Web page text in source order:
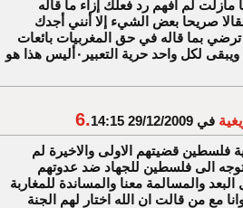
تعليق رقم 2 حقيقة أنا مازلت لم أفهم رد فعلك إزاء ما قاله
صريحا بعض الشيء إلا أنني أجدك
بما قاله في حق المغربيات بائعات
الهوى٠بالفعل ماقاله صحيح وهذا واقع ويبقى لكل واحد حرية التعبير٠أليس هذا هو
6.
في 29/12/2009 14:15
فلسطين قضيتهم الاولى والاخيرة لم
الى فلسطين للجهاد ضد عدوتهم
والمسالمة معنا والمساندة للمغاربة
مع من قالت ان الله اختار لهم الجنة